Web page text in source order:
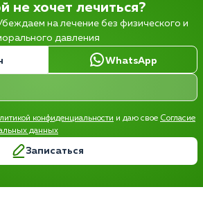
не хочет лечиться?
на лечение без физического и
давления
WhatsApp
конфиденциальности и даю свое Согласие
данных
Записаться